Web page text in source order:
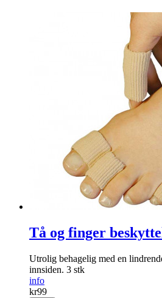
Tå og finger
Utrolig behagelig med en
innsiden. 3 stk
info
kr99